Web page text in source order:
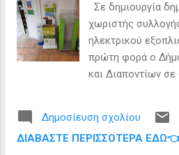
συζήτηση του
αναμένεται να
επόμενων ημερών
θαλάσσια
την αναβάθμιση
ρυθμίσεις για την
Σε δημιουργία
χωριστής
ηλεκτρικού
πρώτη φορά ο
και Διαποντίων σε
ηλεκτρικές
μπορούν να τα
Δημοσίευση σχολίου
ΔΙΑΒΆΣΤΕ ΠΕΡΙΣΣΌΤΕΡΑ ΕΔΏ👈